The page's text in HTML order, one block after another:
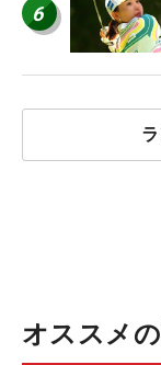
6
オススメ